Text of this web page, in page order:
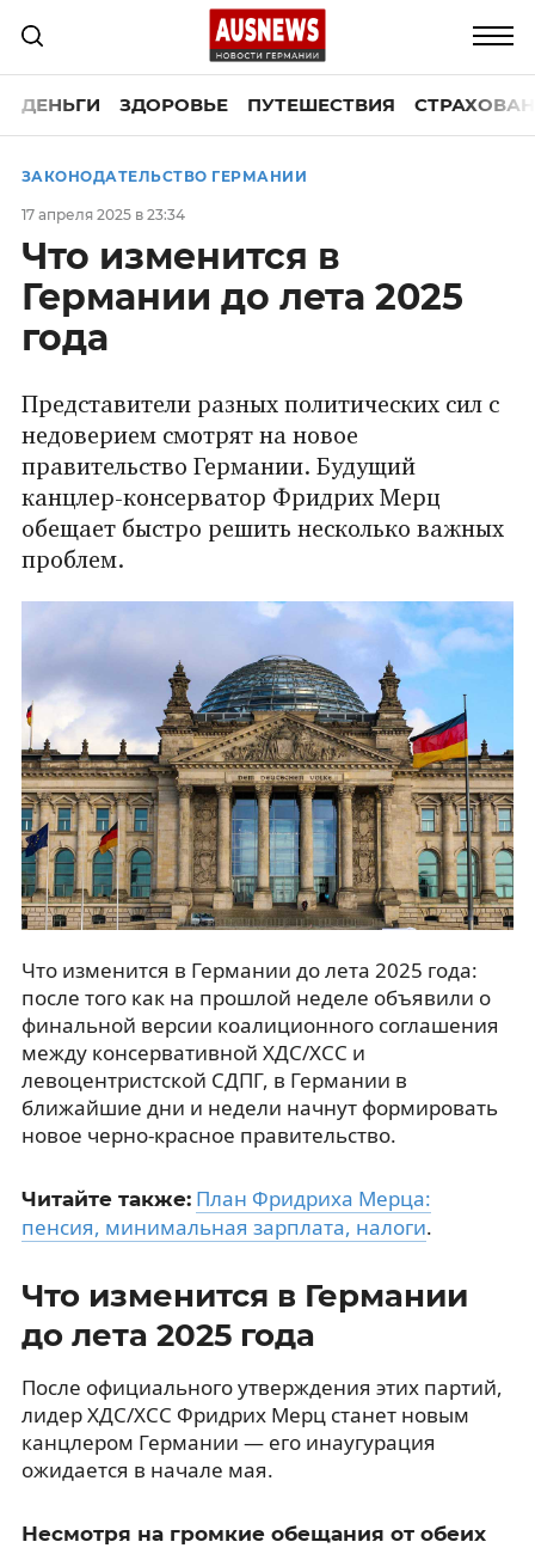
ДЕНЬГИ ЗДОРОВЬЕ ПУТЕШЕСТВИЯ
ЗАКОНОДАТЕЛЬСТВО ГЕРМАНИИ
17 апреля 2025 в 23:34
Что изменится в
Германии до лета 2025
года
Представители разных политических сил с
недоверием смотрят на новое
правительство Германии. Будущий
канцлер-консерватор Фридрих Мерц
обещает быстро решить несколько важных
проблем.
Что изменится в Германии до лета 2025 года:
после того как на прошлой неделе объявили о
финальной версии коалиционного соглашения
между консервативной ХДС/ХСС и
левоцентристской СДПГ, в Германии в
ближайшие дни и недели начнут формировать
новое черно-красное правительство.
Читайте также: План Фридриха Мерца:
пенсия, минимальная зарплата, налоги.
Что изменится в Германии
до лета 2025 года
После официального утверждения этих партий,
лидер ХДС/ХСС Фридрих Мерц станет новым
канцлером Германии — его инаугурация
ожидается в начале мая.
Несмотря на громкие обещания от обеих